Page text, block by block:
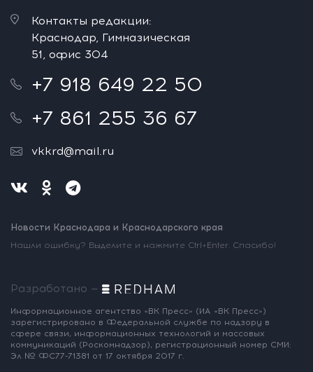
Контакты редакции:
Краснодар, Гимназическая
51, офис 304
+7 918 649 22 50
+7 861 255 36 67
vkkrd@mail.ru
Новости Краснодара и Краснодарского края
Нашли ошибку? Выделите и нажмите Ctrl+Enter. Спасибо!
Разработано —
Информационное агентство «ВК Пресс» (ИА «ВК Пресс»)
зарегистрировано в Федеральной службе по надзору в
сфере связи, информационных технологий и массовых
коммуникаций (Роскомнадзор), регистрационный номер СМИ:
Эл № ФС77-71381 от 17 октября 2017 г.